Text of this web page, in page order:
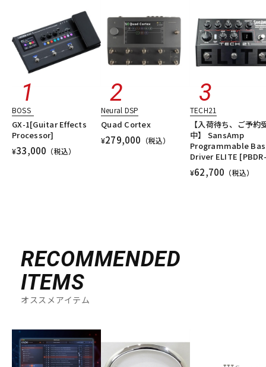
DJ機器 DTM
DTM オンライン納品 レコーディング機器
配信/ライブ機器 楽器アクセサリ
ヴィンテージ
BOSS
GX-1[Guitar Effects
Processor]
¥33,000 （税込）
Neural DSP
Quad Cortex
¥279,000 （税込）
TECH21
【入荷待ち、ご予約
中】 SansAmp
Programmable
Driver ELITE
¥62,700 （税込）
RECOMMENDED
ITEMS
オススメアイテム